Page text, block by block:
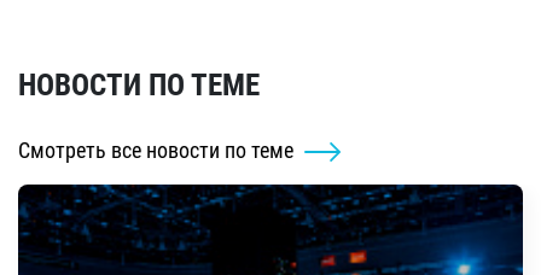
НОВОСТИ ПО ТЕМЕ
Смотреть все новости по теме